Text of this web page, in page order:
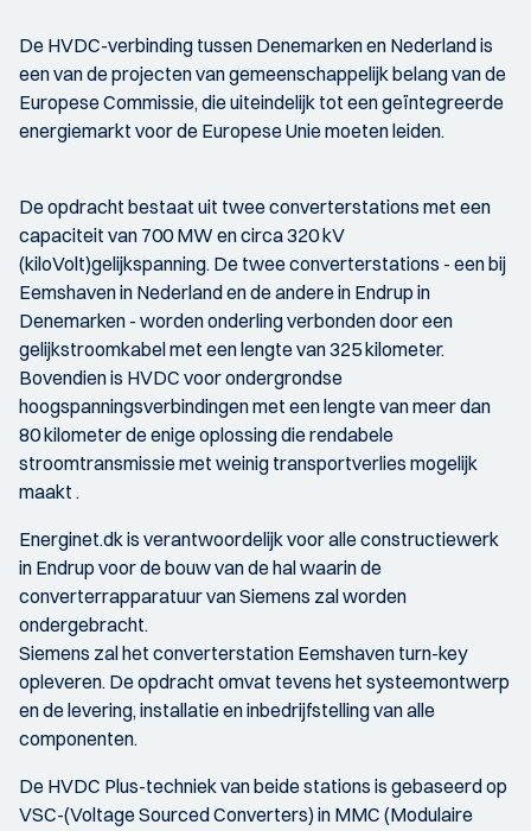
De HVDC-verbinding tussen Denemarken en Nederland is
een van de projecten van gemeenschappelijk belang van de
Europese Commissie, die uiteindelijk tot een geïntegreerde
energiemarkt voor de Europese Unie moeten leiden.
De opdracht bestaat uit twee converterstations met een
capaciteit van 700 MW en circa 320 kV
(kiloVolt)gelijkspanning. De twee converterstations - een bij
Eemshaven in Nederland en de andere in Endrup in
Denemarken - worden onderling verbonden door een
gelijkstroomkabel met een lengte van 325 kilometer.
Bovendien is HVDC voor ondergrondse
hoogspanningsverbindingen met een lengte van meer dan
80 kilometer de enige oplossing die rendabele
stroomtransmissie met weinig transportverlies mogelijk
maakt .
Energinet.dk is verantwoordelijk voor alle constructiewerk
in Endrup voor de bouw van de hal waarin de
converterrapparatuur van Siemens zal worden
ondergebracht.
Siemens zal het converterstation Eemshaven turn-key
opleveren. De opdracht omvat tevens het systeemontwerp
en de levering, installatie en inbedrijfstelling van alle
componenten.
De HVDC Plus-techniek van beide stations is gebaseerd op
VSC-(Voltage Sourced Converters) in MMC (Modulaire